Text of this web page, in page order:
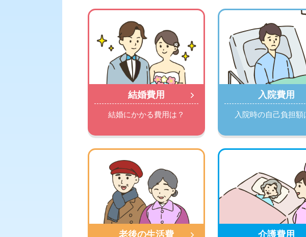
結婚費用
結婚にかかる費用は？
入院費用
入院時の自己負担額
老後の生活費 介護費用